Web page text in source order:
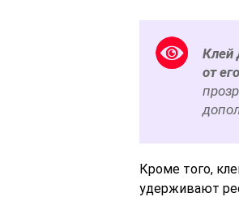
Клей
от
Кроме того,
удерживают